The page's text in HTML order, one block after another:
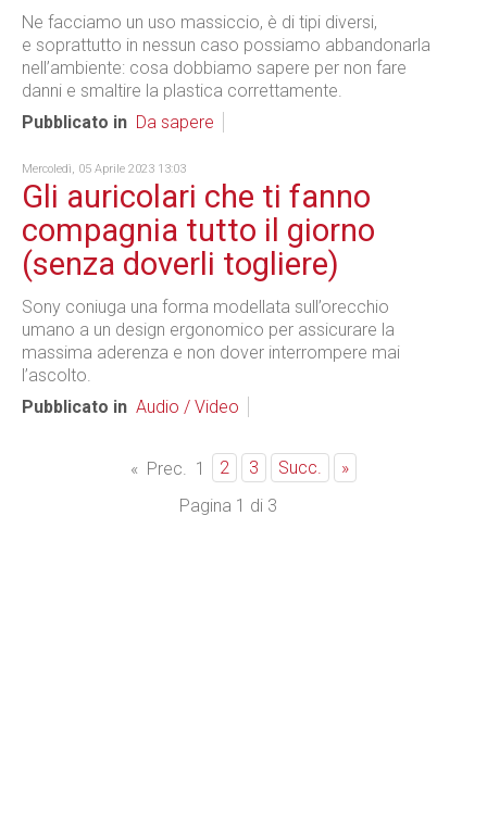
Ne facciamo un uso massiccio, è di tipi diversi,
e soprattutto in nessun caso possiamo abbandonarla
nell’ambiente: cosa dobbiamo sapere per non fare
danni e smaltire la plastica correttamente.
Pubblicato in Da sapere
Mercoledì, 05 Aprile 2023 13:03
Gli auricolari che ti fanno
compagnia tutto il giorno
(senza doverli togliere)
Sony coniuga una forma modellata sull’orecchio
umano a un design ergonomico per assicurare la
massima aderenza e non dover interrompere mai
l’ascolto.
Pubblicato in Audio / Video
« Prec. 1 2 3 Succ.
»
Pagina 1 di 3